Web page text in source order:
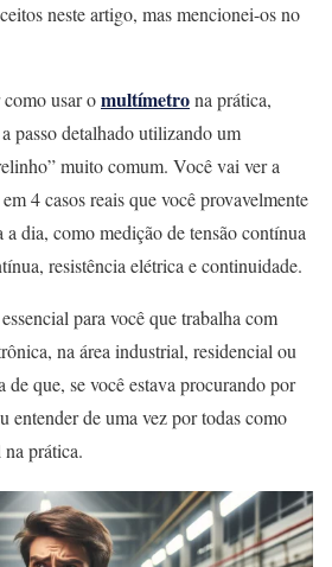
neste artigo, mas mencionei-os no
usar omultímetrona prática,
passo detalhado utilizando um
muito comum. Você vai ver a
4 casos reais que você provavelmente
a dia, como medição de tensão contínua
resistência elétrica e continuidade.
para você que trabalha com
na área industrial, residencial ou
de que, se você estava procurando por
entender de uma vez por todas como
prática.